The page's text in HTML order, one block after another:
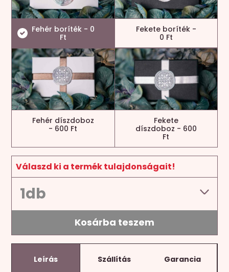
Fehér boríték - 0
Ft
Fekete boríték -
0 Ft
Fehér díszdoboz
- 600 Ft
Fekete
díszdoboz - 600
Ft
Válaszd ki a termék tulajdonságait!
Kosárba teszem
Leírás Szállítás Garancia